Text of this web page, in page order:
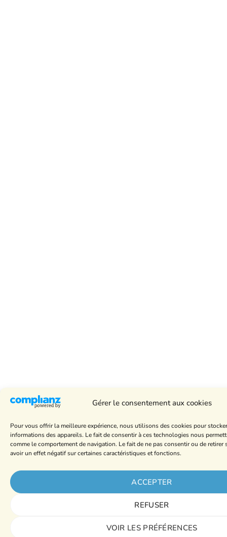
Gérer le consentement aux cookies
Pour vous offrir la meilleure expérience, nous utilisons des cookies pour
informations des appareils. Le fait de consentir à ces technologies nous
comme le comportement de navigation. Le fait de ne pas consentir ou de retirer
avoir un effet négatif sur certaines caractéristiques et fonctions.
ACCEPTER
REFUSER
VOIR LES PRÉFÉRENCES